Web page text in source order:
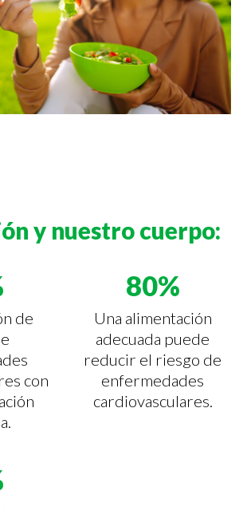
y nuestro cuerpo:
de
con
80%
Una alimentación
adecuada puede
reducir el riesgo de
enfermedades
cardiovasculares.